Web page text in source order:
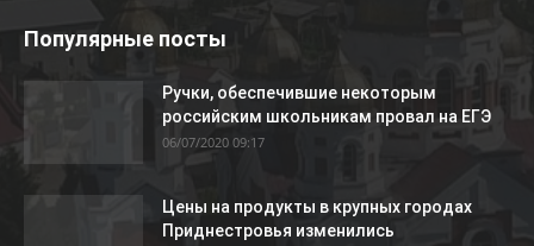
Популярные посты
Ручки, обеспечившие некоторым
российским школьникам провал на ЕГЭ
06/07/2020 09:17
Цены на продукты в крупных городах
Приднестровья изменились